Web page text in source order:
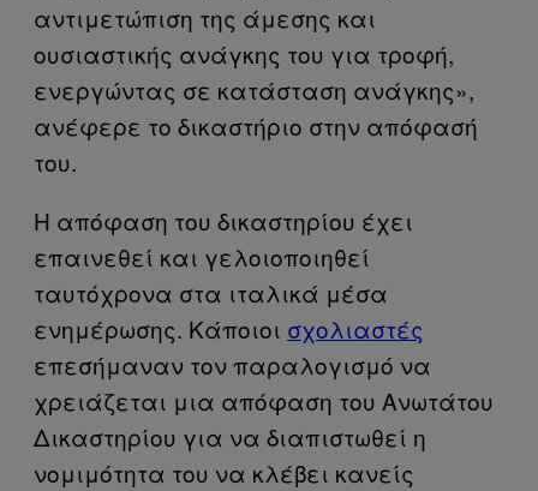
αντιμετώπιση της άμεσης και
ουσιαστικής ανάγκης του για τροφή,
ενεργώντας σε κατάσταση ανάγκης»,
ανέφερε το δικαστήριο στην απόφασή
του.
Η απόφαση του δικαστηρίου έχει
επαινεθεί και γελοιοποιηθεί
ταυτόχρονα στα ιταλικά μέσα
ενημέρωσης. Κάποιοι σχολιαστές
επεσήμαναν τον παραλογισμό να
χρειάζεται μια απόφαση του Ανωτάτου
Δικαστηρίου για να διαπιστωθεί η
νομιμότητα του να κλέβει κανείς